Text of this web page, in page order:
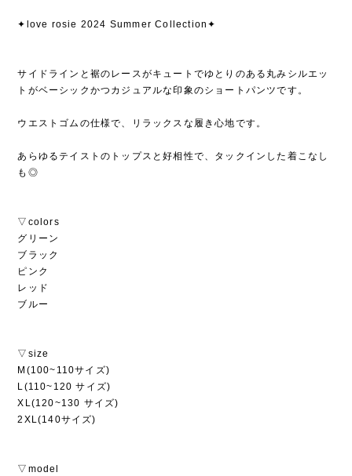
✦love rosie 2024 Summer Collection✦
サイドラインと裾のレースがキュートでゆとりのある丸みシルエッ
トがベーシックかつカジュアルな印象のショートパンツです。
ウエストゴムの仕様で、リラックスな履き心地です。
あらゆるテイストのトップスと好相性で、タックインした着こなし
も◎
▽colors
グリーン
ブラック
ピンク
レッド
ブルー
▽size
M(100~110サイズ)
L(110~120 サイズ)
XL(120~130 サイズ)
2XL(140サイズ)
▽model